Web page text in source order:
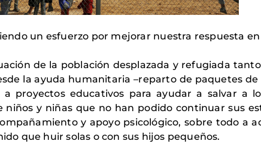
un esfuerzo por mejorar nuestra respuesta
de la población desplazada y refugiada
la ayuda humanitaria –reparto de paquetes
proyectos educativos para ayudar a salvar a
niños y niñas que no han podido continuar sus
y apoyo psicológico, sobre todo a
que huir solas o con sus hijos pequeños.